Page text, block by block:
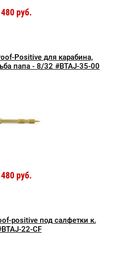
руб.
Positive для карабина,
папа - 8/32 #BTAJ-35-00
руб.
positive под салфетки к.
22-CF